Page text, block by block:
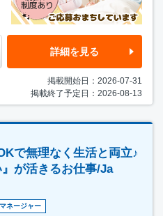
詳細を見る
掲載開始日：2026-07-31
掲載終了予定日：2026-08-13
で無理なく生活と両立♪
が活きるお仕事/Ja
ネージャー